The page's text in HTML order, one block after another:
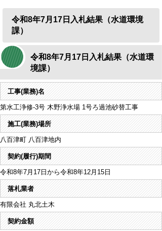
令和8年7月17日入札結果（水道環境
課）
令和8年7月17日入札結果（水道環
境課）
工事(業務)名
第水工浄修-3号 木野浄水場 1号ろ過池砂替工事
施工(業務)場所
八百津町 八百津地内
契約(履行)期間
令和8年7月17日から令和8年12月15日
落札業者
有限会社 丸北土木
契約金額